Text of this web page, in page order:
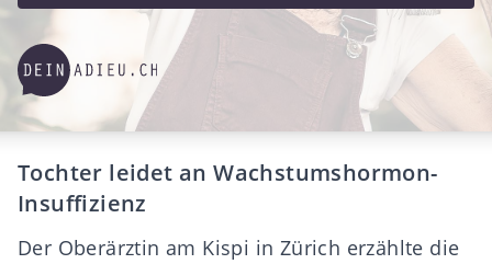
Tochter leidet an Wachstumshormon-
Insuffizienz
Der Oberärztin am Kispi in Zürich erzählte die